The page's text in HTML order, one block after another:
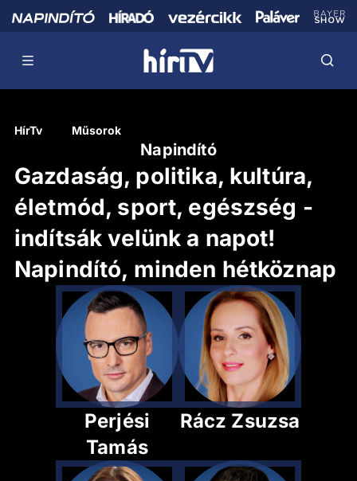
HírTv Műsorok
Napindító
Gazdaság, politika, kultúra,
életmód, sport, egészség -
indítsák velünk a napot!
Napindító, minden hétköznap
Perjési
Tamás
Rácz Zsuzsa